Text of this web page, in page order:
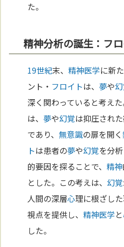
た。
精神分析の誕生：フ
19世紀末、精神医学に新
ント・ フロイトは、 夢や
深く関わっていると考え
は、 夢や幻覚は抑圧され
であり、無意識の扉を開く
トは患者の夢や幻覚を分
的要因を探ることで、精神
とした。この考えは、幻覚
人間の深層心理に根ざし
視点を提供し、精神医学と
した。